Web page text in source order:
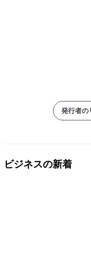
発行者の
ビジネスの新着